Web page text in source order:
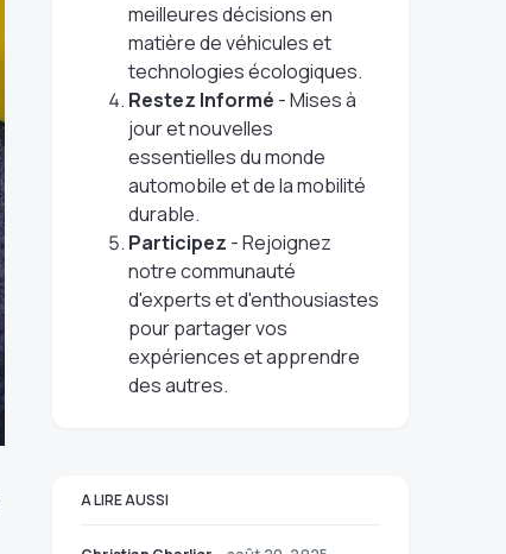
meilleures décisions en
matière de véhicules et
technologies écologiques.
Restez Informé - Mises à
jour et nouvelles
essentielles du monde
automobile et de la mobilité
durable.
Participez - Rejoignez
notre communauté
d'experts et d'enthousiastes
pour partager vos
expériences et apprendre
des autres.
A LIRE AUSSI